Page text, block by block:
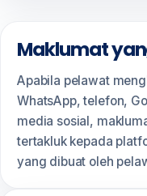
Maklumat
Apabila pelawat
WhatsApp, telefon,
media sosial,
tertakluk kepada
yang dibuat oleh